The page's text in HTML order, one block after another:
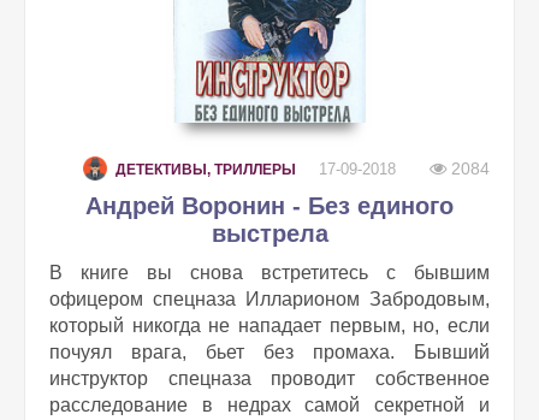
ДЕТЕКТИВЫ, ТРИЛЛЕРЫ 17-09-2018 2084
Андрей Воронин - Без единого
выстрела
В книге вы снова встретитесь с бывшим
офицером спецназа Илларионом Забродовым,
который никогда не нападает первым, но, если
почуял врага, бьет без промаха. Бывший
инструктор спецназа проводит собственное
расследование в недрах самой секретной и